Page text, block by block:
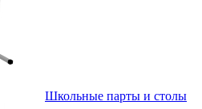
Школьные парты и столы